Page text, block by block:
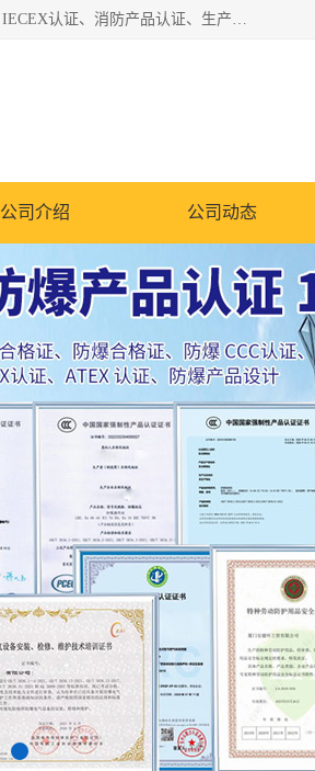
本公司专业从事全国：防爆认证、煤安认证、劳安认证、体系认证、产品认证、ATEX认证、IECEX认证、消防产品认证、生产认可证、验厂指导、认证技术支持、企业管理策划等一站式咨询服务。 用我们的智慧、经验、真诚与勤恳，分享成长的喜悦！ 全国24小时咨询热线：* 认证咨询：张老师（全国*）
公司介绍 公司动态